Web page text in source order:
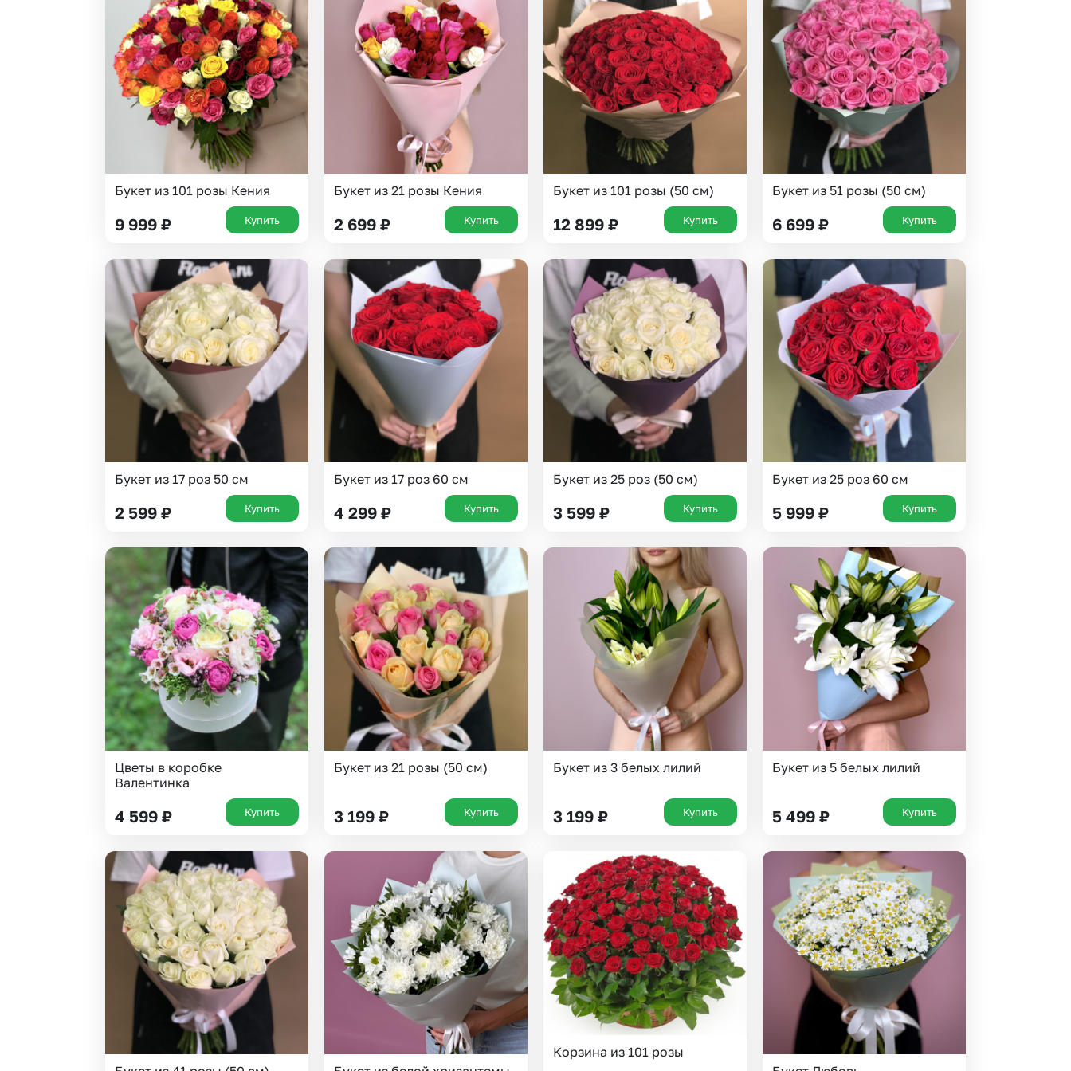
Insta букеты
Хиты продаж
Новинки
До 10000 рублей
Черная пятница
Выбор покупателей
Все категории
Все получатели
Букет из 101 розы Кения
9 999 ₽ Купить
Букет из 21 розы Кения
2 699 ₽ Купить
Букет из 101 розы (50 см)
12 899 ₽ Купить
Букет из 51 розы (50 см)
6 699 ₽ Купить
Букет из 17 роз 50 см
2 599 ₽ Купить
Букет из 17 роз 60 см
4 299 ₽ Купить
Букет из 25 роз (50 см)
3 599 ₽ Купить
Букет из 25 роз 60 см
5 999 ₽ Купить
Цветы в коробке
Валентинка
4 599 ₽ Купить
Букет из 21 розы (50 см)
3 199 ₽ Купить
Букет из 3 белых лилий
3 199 ₽ Купить
Букет из 5 белых лилий
5 499 ₽ Купить
Корзина из 101 розы